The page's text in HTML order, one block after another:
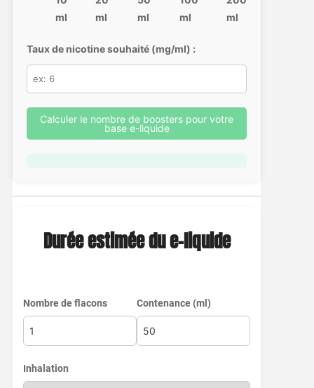
ml
ml
ml
ml
ml
Taux de nicotine souhaité (mg/ml) :
Calculer le nombre de boosters pour votre
base e-liquide
Durée estimée du e-liquide
Nombre de flacons Contenance (ml)
Inhalation